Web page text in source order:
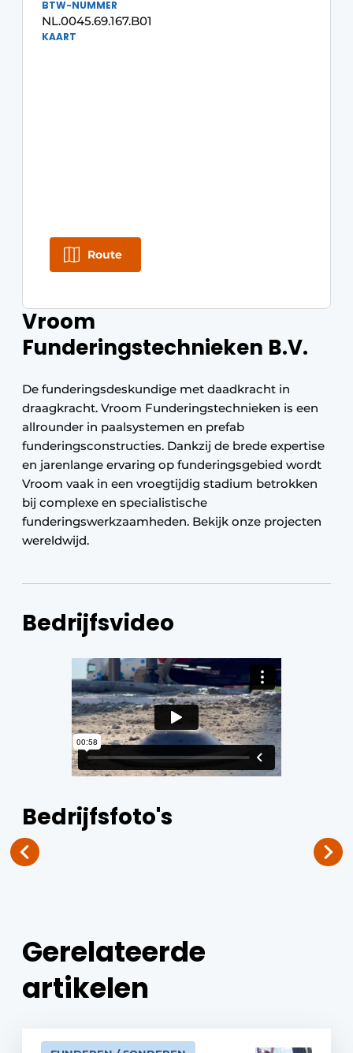
Vroom
Funderingstechnieken B.V.
De funderingsdeskundige met daadkracht in
draagkracht. Vroom Funderingstechnieken is een
allrounder in paalsystemen en prefab
funderingsconstructies. Dankzij de brede expertise
en jarenlange ervaring op funderingsgebied wordt
Vroom vaak in een vroegtijdig stadium betrokken
bij complexe en specialistische
funderingswerkzaamheden. Bekijk onze projecten
wereldwijd.
Bedrijfsvideo
Bedrijfsfoto's
BTW-NUMMER
NL.0045.69.167.B01
KAART
Route
Gerelateerde
artikelen